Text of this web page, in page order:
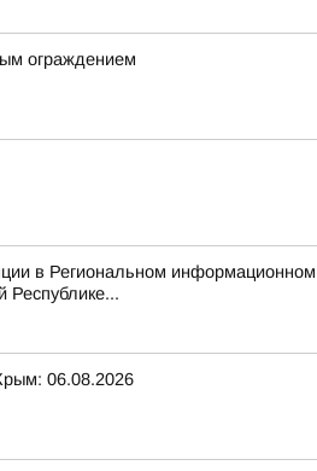
ограждением
в Региональном
Республике...
06.08.2026